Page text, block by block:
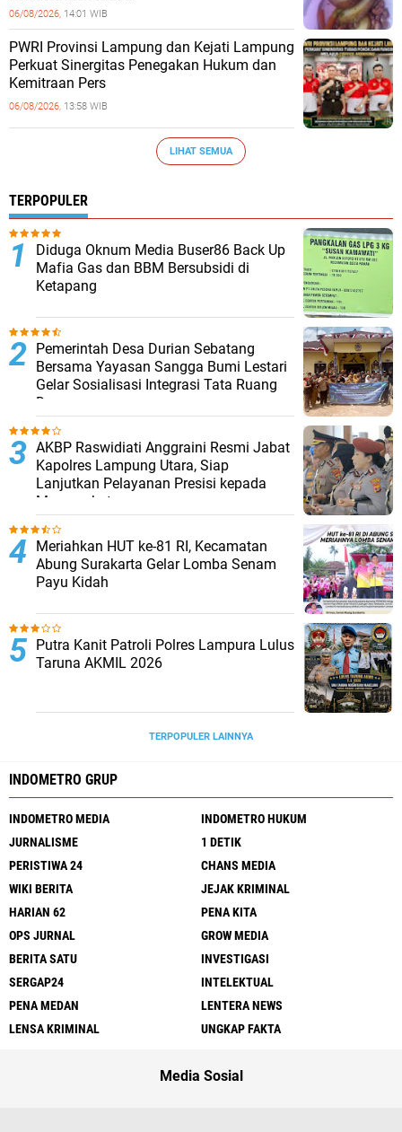
06/08/2026, 14:01 WIB
PWRI Provinsi Lampung dan Kejati Lampung
Perkuat Sinergitas Penegakan Hukum dan
Kemitraan Pers
06/08/2026, 13:58 WIB
LIHAT SEMUA
TERPOPULER
Diduga Oknum Media Buser86 Back Up
Mafia Gas dan BBM Bersubsidi di
Ketapang
Pemerintah Desa Durian Sebatang
Bersama Yayasan Sangga Bumi Lestari
Gelar Sosialisasi Integrasi Tata Ruang
Desa
AKBP Raswidiati Anggraini Resmi Jabat
Kapolres Lampung Utara, Siap
Lanjutkan Pelayanan Presisi kepada
Masyarakat
Meriahkan HUT ke-81 RI, Kecamatan
Abung Surakarta Gelar Lomba Senam
Payu Kidah
Putra Kanit Patroli Polres Lampura Lulus
Taruna AKMIL 2026
TERPOPULER LAINNYA
INDOMETRO GRUP
INDOMETRO MEDIA
INDOMETRO HUKUM
JURNALISME
1 DETIK
PERISTIWA 24
CHANS MEDIA
WIKI BERITA
JEJAK KRIMINAL
HARIAN 62
PENA KITA
OPS JURNAL
GROW MEDIA
BERITA SATU
INVESTIGASI
SERGAP24
INTELEKTUAL
PENA MEDAN
LENTERA NEWS
LENSA KRIMINAL
UNGKAP FAKTA
Media Sosial